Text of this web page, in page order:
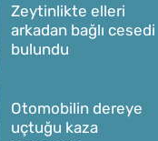
Zeytinlikte elleri
arkadan bağlı cesedi
bulundu
Otomobilin dereye
uçtuğu kaza